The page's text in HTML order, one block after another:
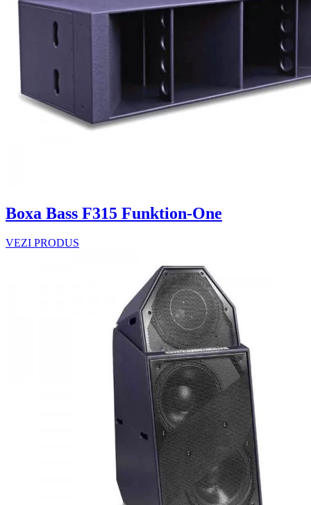
Boxa Bass F315 Funktion-One
VEZI PRODUS